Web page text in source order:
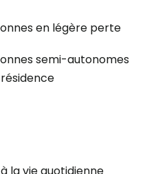
en légère perte
semi-autonomes